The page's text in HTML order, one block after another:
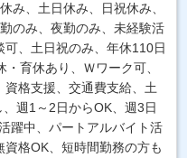
み、土日休み、日祝休み、
のみ、夜勤のみ、未経験活
、土日祝のみ、年休110日
育休あり、Ｗワーク可、
格支援、交通費支給、土
週1～2日からOK、週3日
躍中、パートアルバイト活
格OK、短時間勤務の方も